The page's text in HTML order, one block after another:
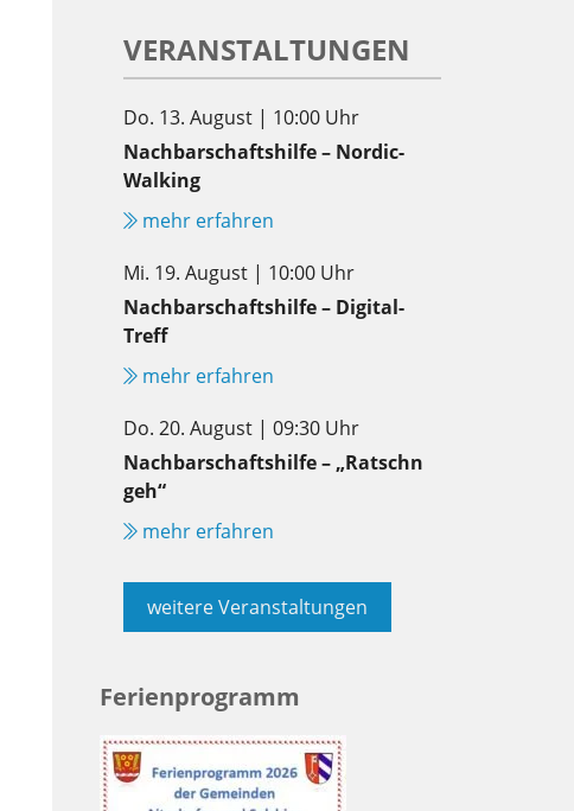
VERANSTALTUNGEN
Do. 13. August | 10:00 Uhr
Nachbarschaftshilfe – Nordic-
Walking
mehr erfahren
Mi. 19. August | 10:00 Uhr
Nachbarschaftshilfe – Digital-
Treff
mehr erfahren
Do. 20. August | 09:30 Uhr
Nachbarschaftshilfe – „Ratschn
geh“
mehr erfahren
weitere Veranstaltungen
Ferienprogramm